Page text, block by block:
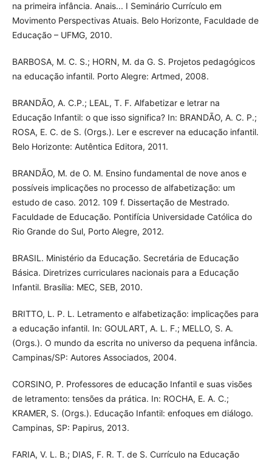
na primeira infância. Anais... I Seminário Currículo em
Movimento Perspectivas Atuais. Belo Horizonte, Faculdade de
Educação – UFMG, 2010.
BARBOSA, M. C. S.; HORN, M. da G. S. Projetos pedagógicos
na educação infantil. Porto Alegre: Artmed, 2008.
BRANDÃO, A. C.P.; LEAL, T. F. Alfabetizar e letrar na
Educação Infantil: o que isso significa? In: BRANDÃO, A. C. P.;
ROSA, E. C. de S. (Orgs.). Ler e escrever na educação infantil.
Belo Horizonte: Autêntica Editora, 2011.
BRANDÃO, M. de O. M. Ensino fundamental de nove anos e
possíveis implicações no processo de alfabetização: um
estudo de caso. 2012. 109 f. Dissertação de Mestrado.
Faculdade de Educação. Pontifícia Universidade Católica do
Rio Grande do Sul, Porto Alegre, 2012.
BRASIL. Ministério da Educação. Secretária de Educação
Básica. Diretrizes curriculares nacionais para a Educação
Infantil. Brasília: MEC, SEB, 2010.
BRITTO, L. P. L. Letramento e alfabetização: implicações para
a educação infantil. In: GOULART, A. L. F.; MELLO, S. A.
(Orgs.). O mundo da escrita no universo da pequena infância.
Campinas/SP: Autores Associados, 2004.
CORSINO, P. Professores de educação Infantil e suas visões
de letramento: tensões da prática. In: ROCHA, E. A. C.;
KRAMER, S. (Orgs.). Educação Infantil: enfoques em diálogo.
Campinas, SP: Papirus, 2013.
FARIA, V. L. B.; DIAS, F. R. T. de S. Currículo na Educação